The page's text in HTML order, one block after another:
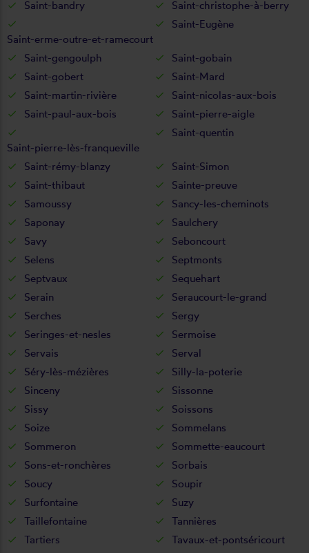
Saint-bandry Saint-christophe-à-berry
Saint-erme-outre-et-ramecourt
Saint-Eugène
Saint-gengoulph
Saint-gobain
Saint-gobert
Saint-Mard
Saint-martin-rivière
Saint-nicolas-aux-bois
Saint-paul-aux-bois
Saint-pierre-aigle
Saint-pierre-lès-franqueville
Saint-quentin
Saint-rémy-blanzy
Saint-Simon
Saint-thibaut
Sainte-preuve
Samoussy
Sancy-les-cheminots
Saponay
Saulchery
Savy
Seboncourt
Selens
Septmonts
Septvaux
Sequehart
Serain
Seraucourt-le-grand
Serches
Sergy
Seringes-et-nesles
Sermoise
Servais
Serval
Séry-lès-mézières
Silly-la-poterie
Sinceny
Sissonne
Sissy
Soissons
Soize
Sommelans
Sommeron
Sommette-eaucourt
Sons-et-ronchères
Sorbais
Soucy
Soupir
Surfontaine
Suzy
Taillefontaine
Tannières
Tartiers
Tavaux-et-pontséricourt